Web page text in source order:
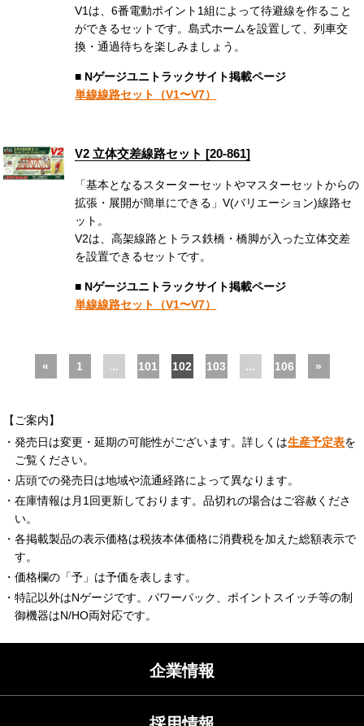
V1は、6番電動ポイント1組によって待避線を作ること
ができるセットです。島式ホームを設置して、列車交
換・通過待ちを楽しみましょう。
■ Nゲージユニトラックサイト掲載ページ
単線線路セット（V1〜V7）
V2 立体交差線路セット [20-861]
「基本となるスターターセットやマスターセットからの
拡張・展開が簡単にできる」V(バリエーション)線路セ
ット。
V2は、高架線路とトラス鉄橋・橋脚が入った立体交差
を設置できるセットです。
■ Nゲージユニトラックサイト掲載ページ
単線線路セット（V1〜V7）
« 1 ... 101 102 103 ... 106 »
【ご案内】
・発売日は変更・延期の可能性がございます。詳しくは生産予定表を
ご覧ください。
・店頭での発売日は地域や流通経路によって異なります。
・在庫情報は月1回更新しております。品切れの場合はご容赦くださ
い。
・各掲載製品の表示価格は税抜本体価格に消費税を加えた総額表示で
す。
・価格欄の「予」は予価を表します。
・特記以外はNゲージです。パワーパック、ポイントスイッチ等の制
御機器はN/HO両対応です。
企業情報